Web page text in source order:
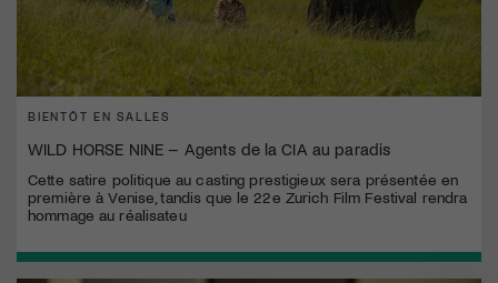
BIENTÔT EN SALLES
WILD HORSE NINE – Agents de la CIA au paradis
Cette satire politique au casting prestigieux sera présentée en
première à Venise, tandis que le 22e Zurich Film Festival rendra
hommage au réalisateu